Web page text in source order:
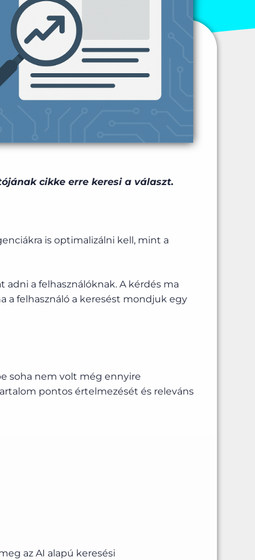
cikke erre keresi a választ.
is optimalizálni kell, mint a
adni a felhasználóknak. A kérdés ma
a felhasználó a keresést mondjuk egy
soha nem volt még ennyire
pontos értelmezését és releváns
az AI alapú keresési